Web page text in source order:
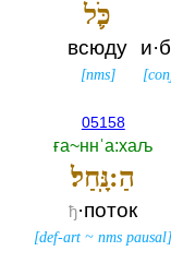
[
כֹּ֛ל
всюду
[nms]
05158
ға~ннˈа:хаљ
הַ:נָּֽחַל׃
ђ·поток
[def-art ~nms pausal]